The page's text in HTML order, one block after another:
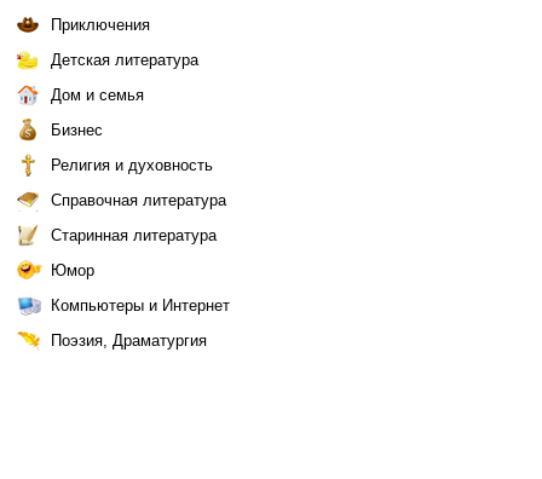
Приключения
Детская литература
Дом и семья
Бизнес
Религия и духовность
Справочная литература
Старинная литература
Юмор
Компьютеры и Интернет
Поэзия, Драматургия